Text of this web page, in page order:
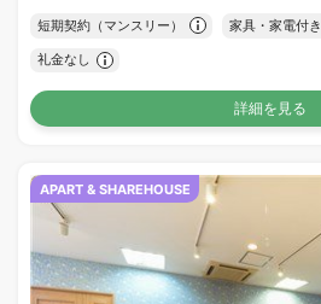
短期契約（マンスリー） 家具・家電付き
礼金なし
詳細を見る
APART & SHAREHOUSE